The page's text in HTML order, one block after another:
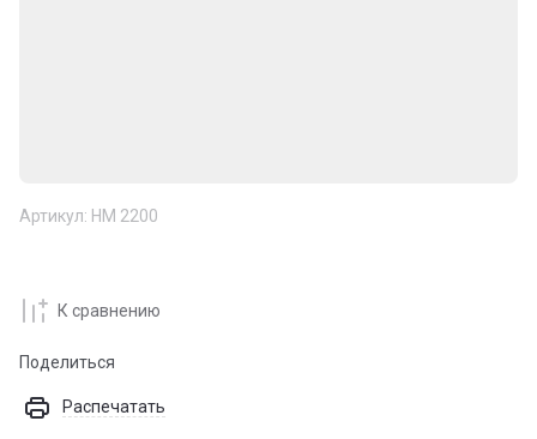
Артикул: НМ 2200
К сравнению
Поделиться
Распечатать